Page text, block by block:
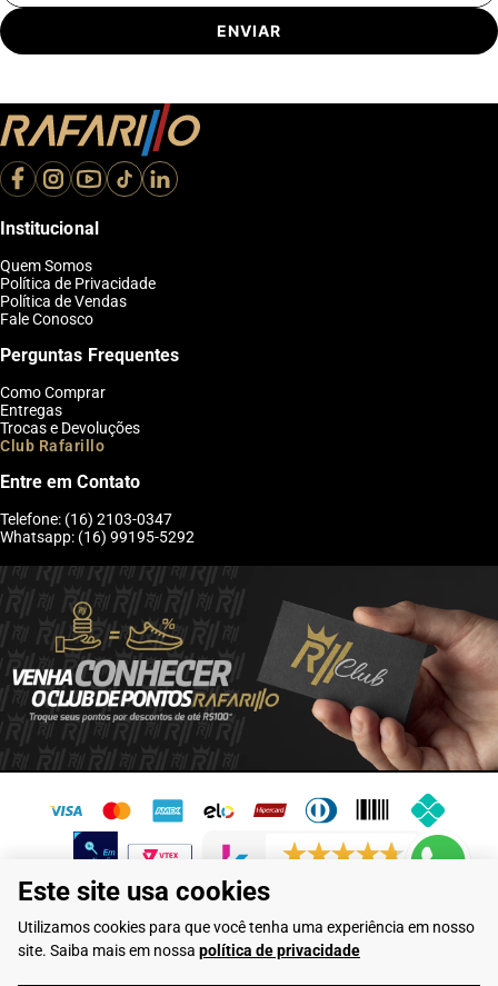
Este site usa cookies
Utilizamos cookies para que você tenha uma experiência em nosso
site. Saiba mais em nossa política de privacidade
ENVIAR
Institucional
Quem Somos
Política de Privacidade
Política de Vendas
Fale Conosco
Perguntas Frequentes
Como Comprar
Entregas
Trocas e Devoluções
Club Rafarillo
Entre em Contato
Telefone: (16) 2103-0347
Whatsapp: (16) 99195-5292
Flamarian Comércio de Calçados LTDA - CNPJ: 10.913.950/0001-60 -
Rua Evangelista de Lima, 710 - Franca/SP